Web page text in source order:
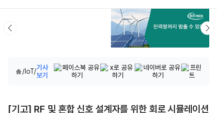
/IoT/기사
보기
[기고] RF 및 혼합 신호 설계자를 위한 회로 시뮬레이션